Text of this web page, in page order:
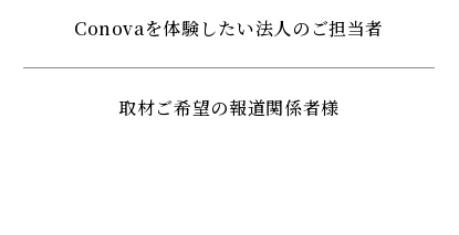
Conovaを体験したい法人のご担当者
取材ご希望の報道関係者様